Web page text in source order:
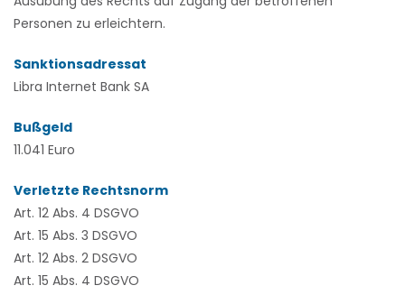
Personen zu erleichtern.
Sanktionsadressat
Libra Internet Bank SA
Bußgeld
11.041 Euro
Verletzte Rechtsnorm
Art. 12 Abs. 4 DSGVO
Art. 15 Abs. 3 DSGVO
Art. 12 Abs. 2 DSGVO
Art. 15 Abs. 4 DSGVO